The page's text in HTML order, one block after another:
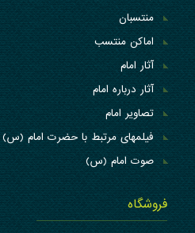
منتسبان
اماکن منتسب
آثار امام
آثار درباره امام
تصاویر امام
فیلمهای مرتبط با حضرت امام (س)
صوت امام (س)
فروشگاه